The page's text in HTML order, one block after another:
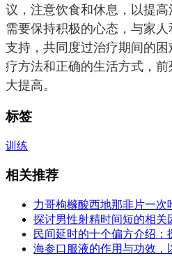
议，注意饮食和休息，以提
需要保持积极的心态，与家
支持，共同度过治疗期间的
疗方法和正确的生活方式，
大提高。
标签
训练
相关推荐
力哥枸橼酸西地那非片一次
探讨男性射精时间短的相关
民间延时的十个偏方介绍：
海参口服液的作用与功效，